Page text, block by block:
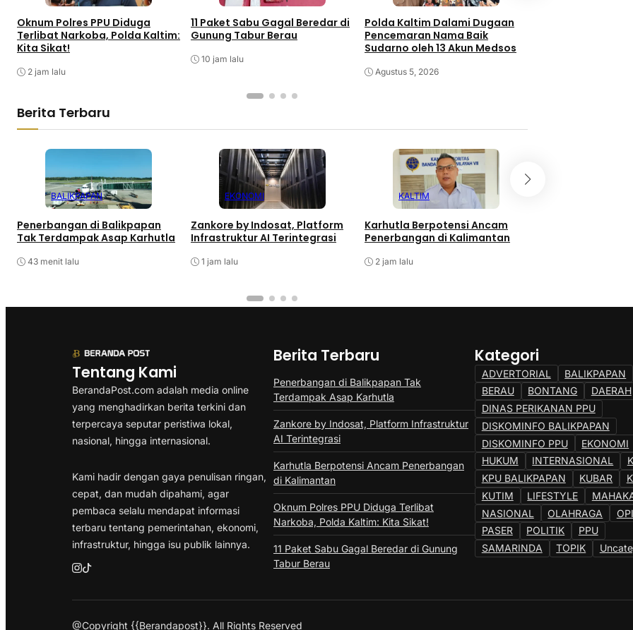
Oknum Polres PPU Diduga
Terlibat Narkoba, Polda Kaltim:
Kita Sikat!
2 jam lalu
11 Paket Sabu Gagal Beredar di
Gunung Tabur Berau
10 jam lalu
Polda Kaltim Dalami Dugaan
Pencemaran Nama Baik
Sudarno oleh 13 Akun Medsos
Agustus 5, 2026
Berita Terbaru
BALIKPAPAN
Penerbangan di Balikpapan
Tak Terdampak Asap Karhutla
43 menit lalu
EKONOMI
Zankore by Indosat, Platform
Infrastruktur AI Terintegrasi
1 jam lalu
KALTIM
Karhutla Berpotensi Ancam
Penerbangan di Kalimantan
2 jam lalu
Tentang Kami
BerandaPost.com adalah media online
yang menghadirkan berita terkini dan
terpercaya seputar peristiwa lokal,
nasional, hingga internasional.
Kami hadir dengan gaya penulisan ringan,
cepat, dan mudah dipahami, agar
pembaca selalu mendapat informasi
terbaru tentang pemerintahan, ekonomi,
infrastruktur, hingga isu publik lainnya.
Berita Terbaru
Penerbangan di Balikpapan Tak
Terdampak Asap Karhutla
Zankore by Indosat, Platform Infrastruktur
AI Terintegrasi
Karhutla Berpotensi Ancam Penerbangan
di Kalimantan
Oknum Polres PPU Diduga Terlibat
Narkoba, Polda Kaltim: Kita Sikat!
11 Paket Sabu Gagal Beredar di Gunung
Tabur Berau
Kategori
ADVERTORIAL
BALIKPAPAN
BERAU
BONTANG
DAERAH
DINAS PERIKANAN PPU
DISKOMINFO BALIKPAPAN
DISKOMINFO PPU
EKONOMI
HUKUM
INTERNASIONAL
KPU BALIKPAPAN
KUBAR
KUTIM
LIFESTYLE
NASIONAL
OLAHRAGA
PASER
POLITIK
PPU
SAMARINDA
TOPIK
@Copyright {{Berandapost}}. All Rights Reserved